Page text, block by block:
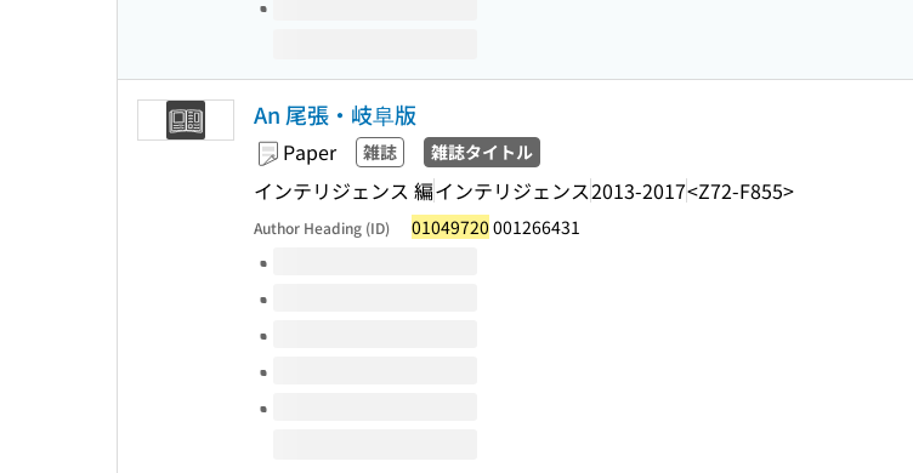
An 尾張・岐阜版
Paper 雑誌 雑誌タイトル
インテリジェンス 編インテリジェンス2013-2017<Z72-F855>
Author Heading (ID) 01049720 001266431
Volumes of this title